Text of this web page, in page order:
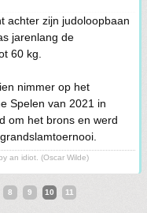
achter zijn judoloopbaan
jarenlang de
60 kg.
nimmer op het
Spelen van 2021 in
om het brons en werd
an idiot. (Oscar Wilde)
8 9 10 11